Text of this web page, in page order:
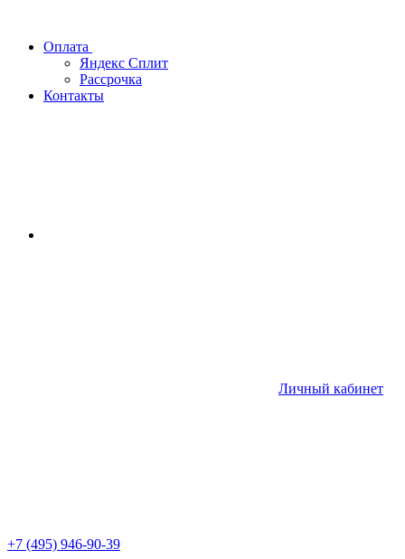
Оплата
Яндекс Сплит
Рассрочка
Контакты
Личный кабинет
+7 (495) 946-90-39